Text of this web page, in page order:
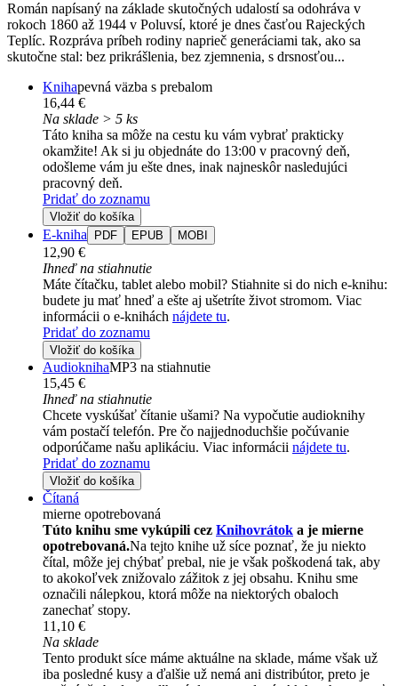
Román napísaný na základe skutočných udalostí sa odohráva v
rokoch 1860 až 1944 v Poluvsí, ktoré je dnes časťou Rajeckých
Teplíc. Rozpráva príbeh rodiny naprieč generáciami tak, ako sa
skutočne stal: bez prikrášlenia, bez zjemnenia, s drsnosťou...
Knihapevná väzba s prebalom
16,44 €
Na sklade > 5 ks
Táto kniha sa môže na cestu ku vám vybrať prakticky
okamžite! Ak si ju objednáte do 13:00 v pracovný deň,
odošleme vám ju ešte dnes, inak najneskôr nasledujúci
pracovný deň.
Pridať do zoznamu
Vložiť do košíka
E-kniha PDF EPUB MOBI
12,90 €
Ihneď na stiahnutie
Máte čítačku, tablet alebo mobil? Stiahnite si do nich e-knihu:
budete ju mať hneď a ešte aj ušetríte život stromom. Viac
informácii o e-knihách nájdete tu.
Pridať do zoznamu
Vložiť do košíka
AudioknihaMP3 na stiahnutie
15,45 €
Ihneď na stiahnutie
Chcete vyskúšať čítanie ušami? Na vypočutie audioknihy
vám postačí telefón. Pre čo najjednoduchšie počúvanie
odporúčame našu aplikáciu. Viac informácii nájdete tu.
Pridať do zoznamu
Vložiť do košíka
Čítaná
mierne opotrebovaná
Túto knihu sme vykúpili cez Knihovrátok a je mierne
opotrebovaná.Na tejto knihe už síce poznať, že ju niekto
čítal, môže jej chýbať prebal, nie je však poškodená tak, aby
to akokoľvek znižovalo zážitok z jej obsahu. Knihu sme
označili nálepkou, ktorá môže na niektorých obaloch
zanechať stopy.
11,10 €
Na sklade
Tento produkt síce máme aktuálne na sklade, máme však už
iba posledné kusy a ďalšie už nemá ani distribútor, preto je